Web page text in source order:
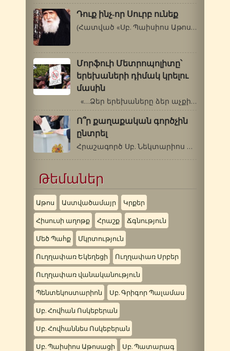
Դուք ինչ-որ Սուրբ ունեք
(Հատված «Սբ. Պաիսիոս Աթոսացու վարքն…
Մորֆուի Մետրոպոլիտը՝
երեխաների դիմակ կրելու
մասին
«…Ձեր երեխաները ձեր աչքի լույսն…
Ո՞ր քաղաքական գործչին
ընտրել
Հրաշագործ Սբ. Նեկտարիոս Պենդապոլսեցի…
Թեմաներ
Աթոս Աստվածամայր Կրքեր
Հիսուսի աղոթք Հրաշք Ճգնություն
Մեծ Պահք Մկրտություն
Ուղղափառ Եկեղեցի Ուղղափառ Սրբեր
Ուղղափառ վանականություն
Պենտեկոստարիոն Սբ. Գրիգոր Պալամաս
Սբ. Հովհան Ոսկեբերան
Սբ. Հովհաննես Ոսկեբերան
Սբ. Պաիսիոս Աթոսացի Սբ. Պատարագ